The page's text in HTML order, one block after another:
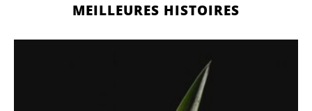
MEILLEURES HISTOIRES